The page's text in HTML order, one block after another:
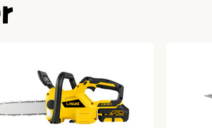
på maskinen mot